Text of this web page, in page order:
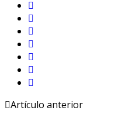
Artículo anterior